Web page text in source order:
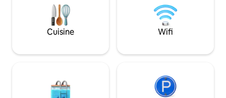
électrique et parking gratuit. 📍 Près de
Cologne, de la Koelnmesse, du Lanxess
Arena et de Phantasialand : idéal pour le
bien-être, les salons professionnels et
juste devant la
compter 18
minutes pour
court pour la
Cuisine Wifi